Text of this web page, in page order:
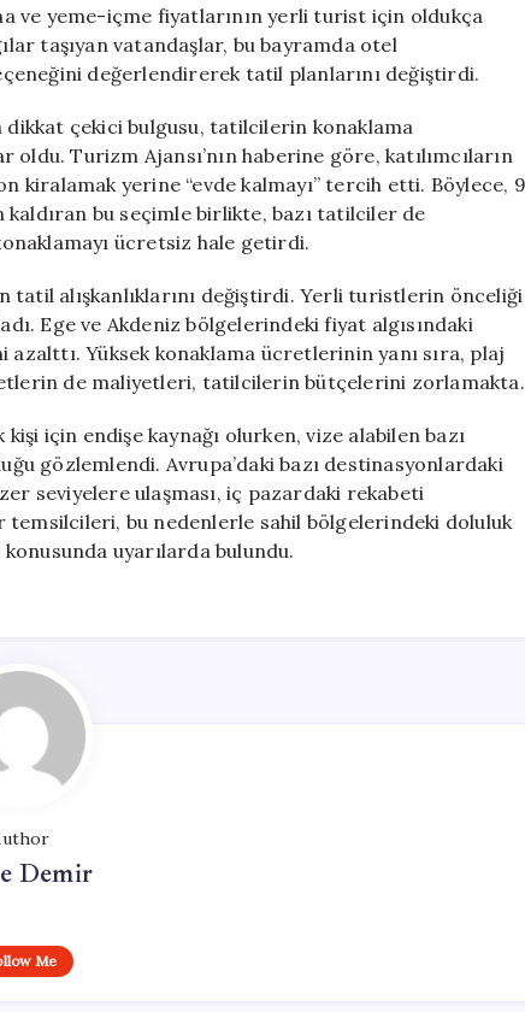
ve yeme-içme fiyatlarının yerli turist için oldukça
taşıyan vatandaşlar, bu bayramda otel
değerlendirerek tatil planlarını değiştirdi.
dikkat çekici bulgusu, tatilcilerin konaklama
Turizm Ajansı’nın haberine göre, katılımcıların
kiralamak yerine “evde kalmayı” tercih etti. Böylece, 9
bu seçimle birlikte, bazı tatilciler de
ücretsiz hale getirdi.
alışkanlıklarını değiştirdi. Yerli turistlerin önceliği
Ege ve Akdeniz bölgelerindeki fiyat algısındaki
Yüksek konaklama ücretlerinin yanı sıra, plaj
de maliyetleri, tatilcilerin bütçelerini zorlamakta.
için endişe kaynağı olurken, vize alabilen bazı
gözlemlendi. Avrupa’daki bazı destinasyonlardaki
seviyelere ulaşması, iç pazardaki rekabeti
bu nedenlerle sahil bölgelerindeki doluluk
uyarılarda bulundu.
Demir
Me